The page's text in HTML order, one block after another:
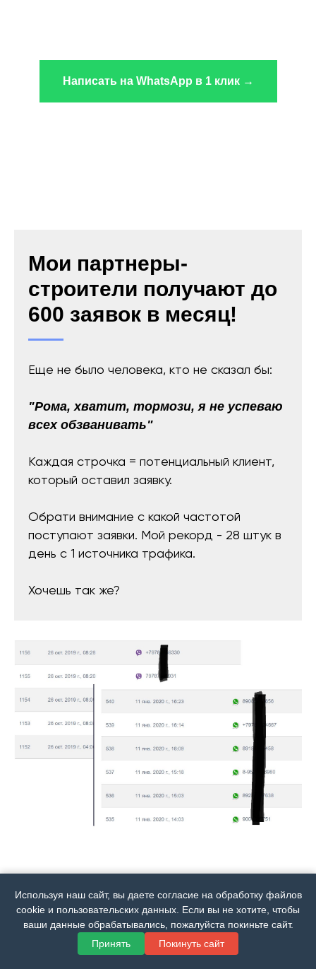
Написать на WhatsApp в 1 клик →
Мои партнеры-
строители получают до
600 заявок в месяц!
Еще не было человека, кто не сказал бы:
"Рома, хватит, тормози, я не успеваю
всех обзванивать"
Каждая строчка = потенциальный клиент,
который оставил заявку.
Обрати внимание с какой частотой
поступают заявки. Мой рекорд - 28 штук в
день с 1 источника трафика.
Хочешь так же?
Используя наш сайт, вы даете согласие на обработку файлов
cookie и пользовательских данных. Если вы не хотите, чтобы
ваши данные обрабатывались, пожалуйста покиньте сайт.
Принять
Покинуть сайт